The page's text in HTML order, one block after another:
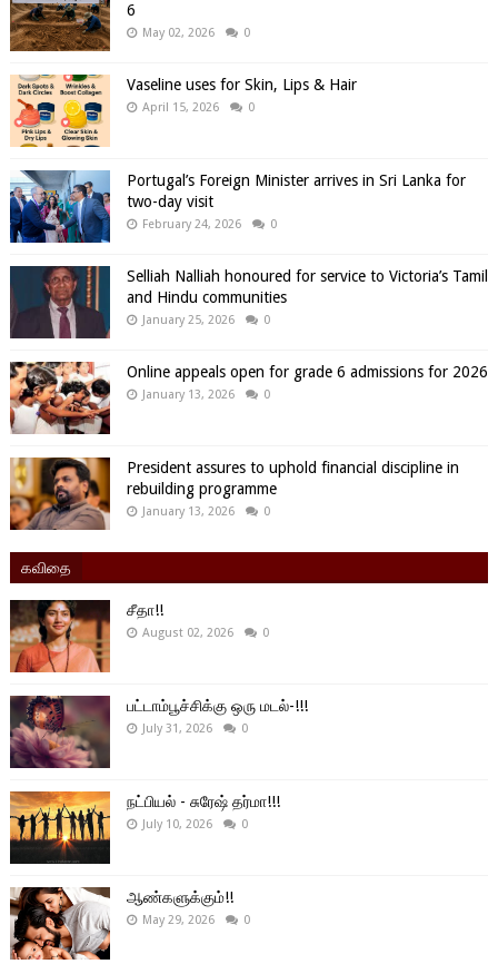
6
May 02, 2026 0
Vaseline uses for Skin, Lips & Hair
April 15, 2026 0
Portugal’s Foreign Minister arrives in Sri Lanka for
two-day visit
February 24, 2026 0
Selliah Nalliah honoured for service to Victoria’s Tamil
and Hindu communities
January 25, 2026 0
Online appeals open for grade 6 admissions for 2026
January 13, 2026 0
President assures to uphold financial discipline in
rebuilding programme
January 13, 2026 0
கவிதை
சீதா!!
August 02, 2026 0
பட்டாம்பூச்சிக்கு ஒரு மடல்-!!!
July 31, 2026 0
நட்பியல் - சுரேஷ் தர்மா!!!
July 10, 2026 0
ஆண்களுக்கும்!!
May 29, 2026 0